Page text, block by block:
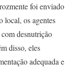
foi enviado
local, os agentes
desnutrição
disso, eles
adequada e